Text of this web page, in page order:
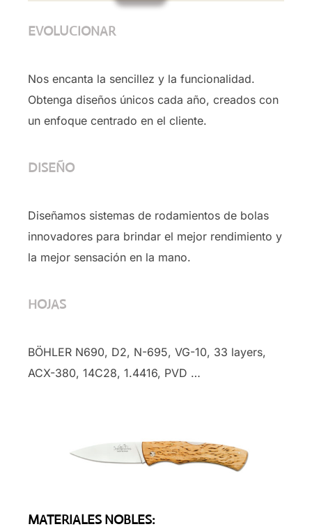
EVOLUCIONAR
Nos encanta la sencillez y la funcionalidad.
Obtenga diseños únicos cada año, creados con
un enfoque centrado en el cliente.
DISEÑO
Diseñamos sistemas de rodamientos de bolas
innovadores para brindar el mejor rendimiento y
la mejor sensación en la mano.
HOJAS
BÖHLER N690, D2, N-695, VG-10, 33 layers,
ACX-380, 14C28, 1.4416, PVD …
MATERIALES NOBLES: